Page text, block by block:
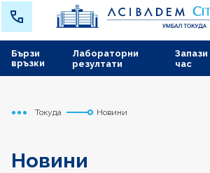
Лабораторни
резултати
Запази
час
Бързи
връзки
Начало
Токуда Новини
Новини